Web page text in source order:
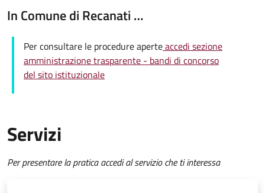
In Comune di Recanati …
Per consultare le procedure aperteaccedi sezione
amministrazione trasparente - bandi di concorso
del sito istituzionale
Servizi
Per presentare la pratica accedi al servizio che ti interessa